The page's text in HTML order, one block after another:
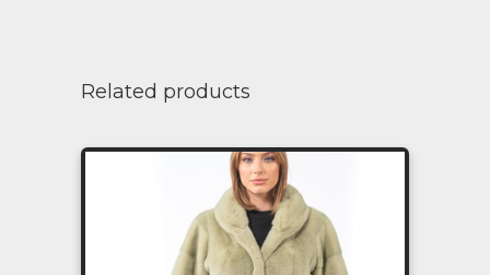
Related products